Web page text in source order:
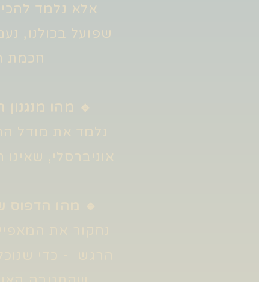
אלא נלמד
שפועל בכולנו,
חכמת
🔹 מהו
נלמד את מודל
אוניברסלי, שאינו